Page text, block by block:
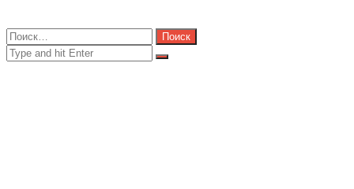
Close
Найти:
Close
Search